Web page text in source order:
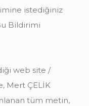
istediğiniz
Bildirimi
web site /
Mert ÇELİK
tüm metin,